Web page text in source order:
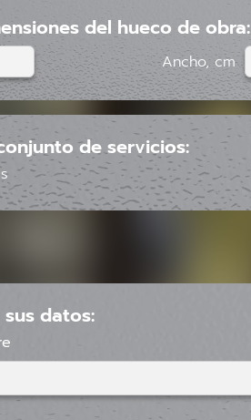
del hueco de obra:
Ancho, cm
de servicios:
sus datos: